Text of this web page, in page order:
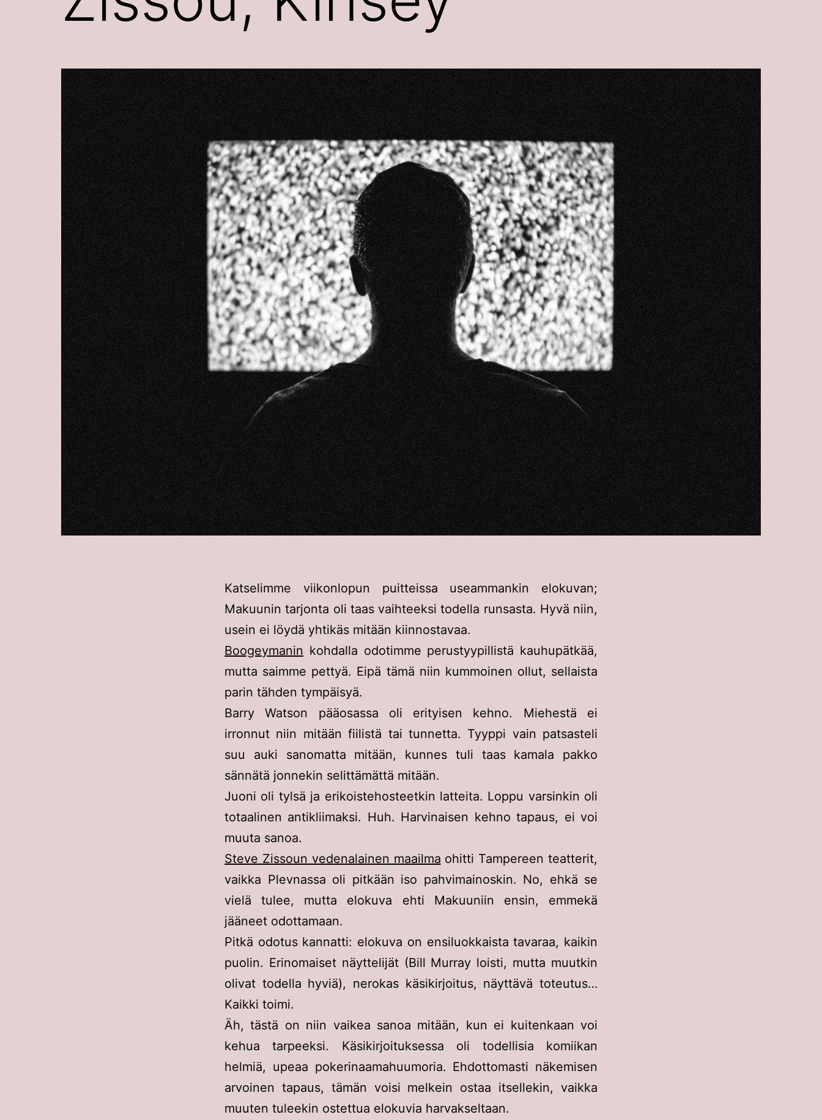
Katselimme viikonlopun puitteissa useammankin elokuvan;
Makuunin tarjonta oli taas vaihteeksi todella runsasta. Hyvä niin,
usein ei löydä yhtikäs mitään kiinnostavaa.
Boogeymanin kohdalla odotimme perustyypillistä kauhupätkää,
mutta saimme pettyä. Eipä tämä niin kummoinen ollut, sellaista
parin tähden tympäisyä.
Barry Watson pääosassa oli erityisen kehno. Miehestä ei
irronnut niin mitään fiilistä tai tunnetta. Tyyppi vain patsasteli
suu auki sanomatta mitään, kunnes tuli taas kamala pakko
sännätä jonnekin selittämättä mitään.
Juoni oli tylsä ja erikoistehosteetkin latteita. Loppu varsinkin oli
totaalinen antikliimaksi. Huh. Harvinaisen kehno tapaus, ei voi
muuta sanoa.
Steve Zissoun vedenalainen maailma ohitti Tampereen teatterit,
vaikka Plevnassa oli pitkään iso pahvimainoskin. No, ehkä se
vielä tulee, mutta elokuva ehti Makuuniin ensin, emmekä
jääneet odottamaan.
Pitkä odotus kannatti: elokuva on ensiluokkaista tavaraa, kaikin
puolin. Erinomaiset näyttelijät (Bill Murray loisti, mutta muutkin
olivat todella hyviä), nerokas käsikirjoitus, näyttävä toteutus…
Kaikki toimi.
Äh, tästä on niin vaikea sanoa mitään, kun ei kuitenkaan voi
kehua tarpeeksi. Käsikirjoituksessa oli todellisia komiikan
helmiä, upeaa pokerinaamahuumoria. Ehdottomasti näkemisen
arvoinen tapaus, tämän voisi melkein ostaa itsellekin, vaikka
muuten tuleekin ostettua elokuvia harvakseltaan.